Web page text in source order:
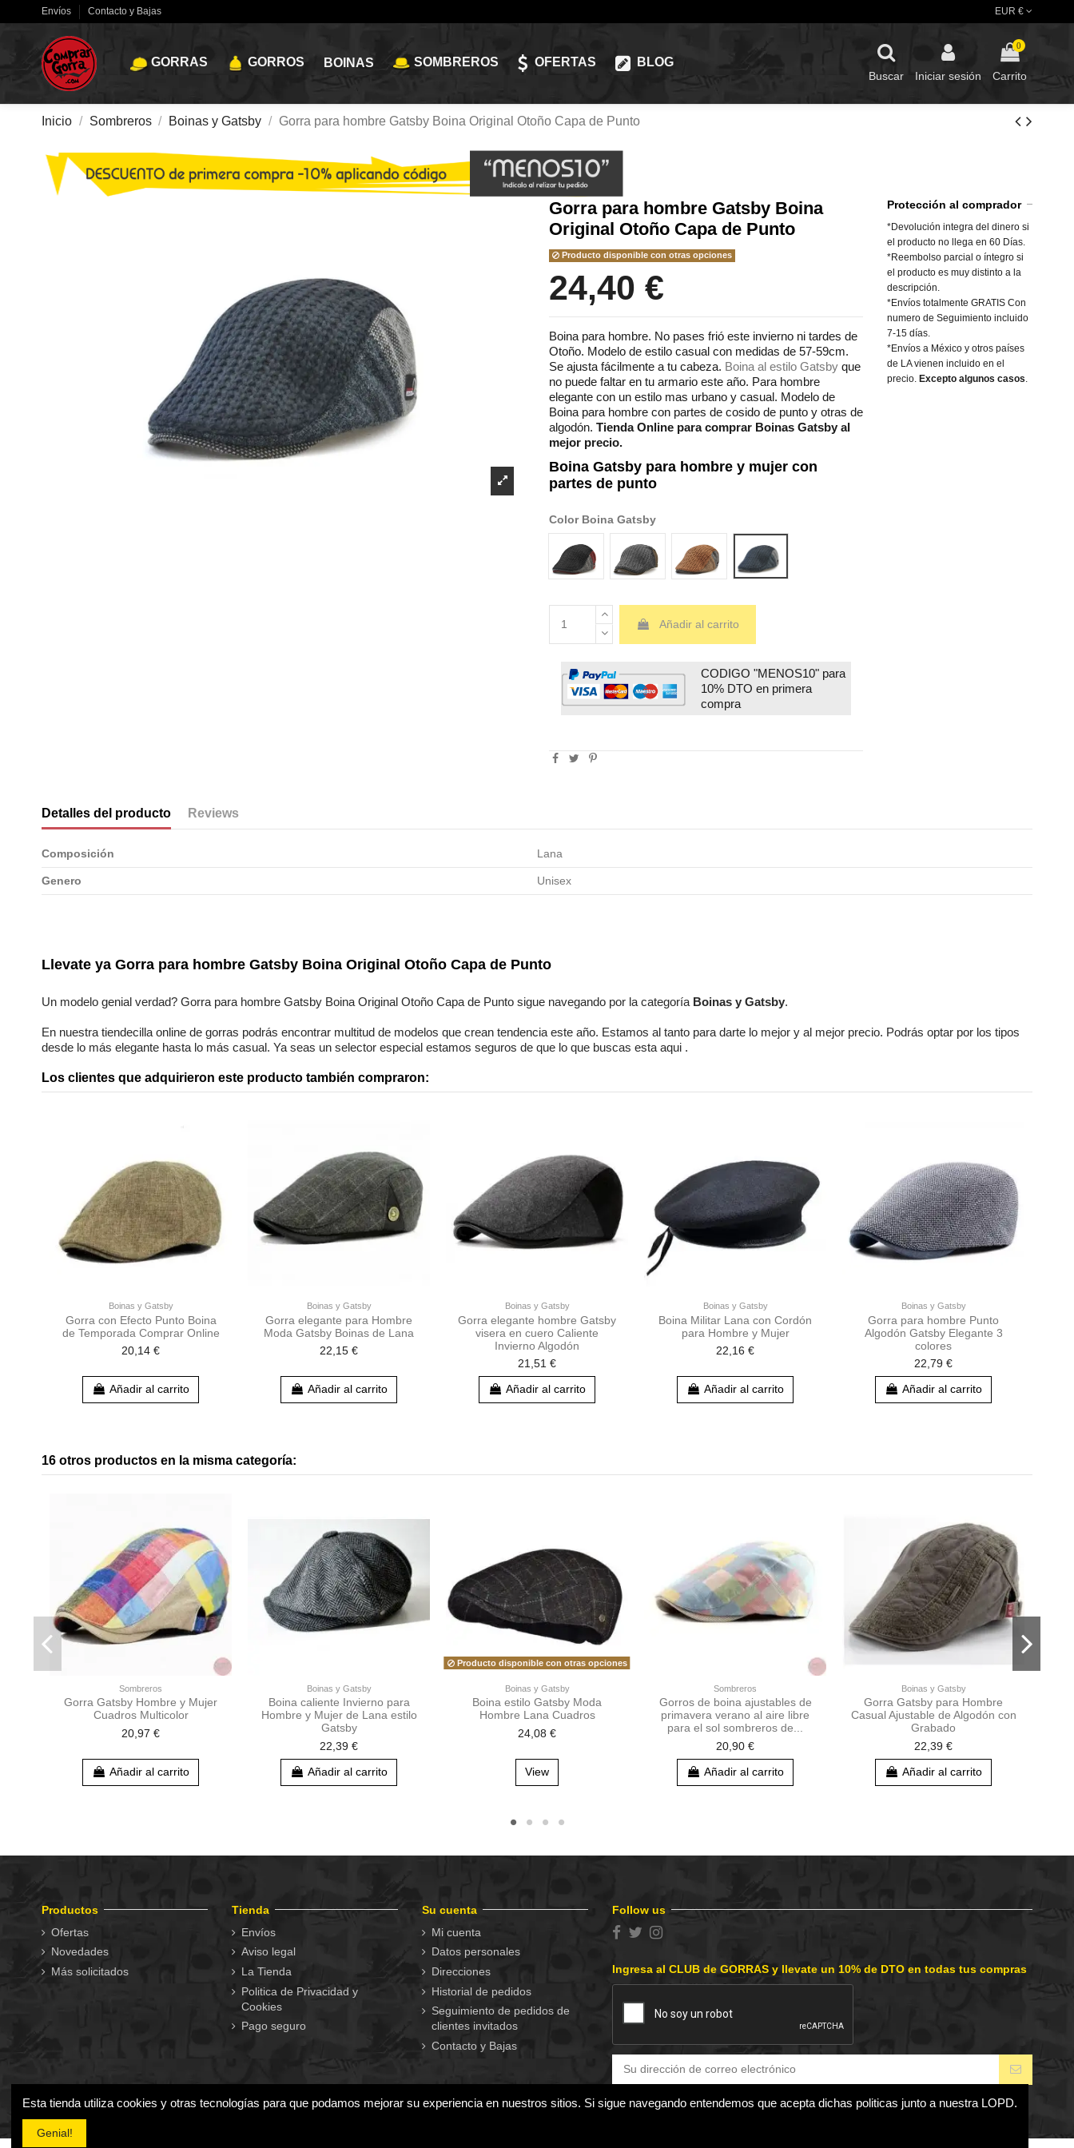
Envíos Contacto y Bajas EUR €
GORRAS GORROS BOINAS SOMBREROS OFERTAS BLOG
Buscar Iniciar sesión
0
Carrito
Inicio Sombreros Boinas y Gatsby Gorra para hombre Gatsby Boina Original Otoño Capa de Punto
Gorra para hombre Gatsby Boina
Original Otoño Capa de Punto
Producto disponible con otras opciones
24,40 €
Boina para hombre. No pases frió este invierno ni tardes de
Otoño. Modelo de estilo casual con medidas de 57-59cm.
Se ajusta fácilmente a tu cabeza. Boina al estilo Gatsby que
no puede faltar en tu armario este año. Para hombre
elegante con un estilo mas urbano y casual. Modelo de
Boina para hombre con partes de cosido de punto y otras de
algodón. Tienda Online para comprar Boinas Gatsby al
mejor precio.
Boina Gatsby para hombre y mujer con
partes de punto
Color Boina Gatsby
Negra 18
gris oscuro 18marron 18 azul 18
Añadir al carrito
CODIGO "MENOS10" para
10% DTO en primera
compra
Protección al comprador
*Devolución integra del dinero si
el producto no llega en 60 Días.
*Reembolso parcial o íntegro si
el producto es muy distinto a la
descripción.
*Envíos totalmente GRATIS Con
numero de Seguimiento incluido
7-15 días.
*Envíos a México y otros países
de LA vienen incluido en el
precio.Excepto algunos casos
Detalles del producto Reviews
Composición Lana
Genero Unisex
Llevate ya Gorra para hombre Gatsby Boina Original Otoño Capa de Punto
Un modelo genial verdad? Gorra para hombre Gatsby Boina Original Otoño Capa de Punto sigue navegando por la categoría Boinas y Gatsby.
En nuestra tiendecilla online de gorras podrás encontrar multitud de modelos que crean tendencia este año. Estamos al tanto para darte lo mejor y al mejor precio. Podrás optar por los tipos
desde lo más elegante hasta lo más casual. Ya seas un selector especial estamos seguros de que lo que buscas esta aqui .
Los clientes que adquirieron este producto también compraron:
Boinas y Gatsby
Gorra con Efecto Punto Boina
de Temporada Comprar Online
20,14 €
Añadir al carrito
Boinas y Gatsby
Gorra elegante para Hombre
Moda Gatsby Boinas de Lana
22,15 €
Añadir al carrito
Boinas y Gatsby
Gorra elegante hombre Gatsby
visera en cuero Caliente
Invierno Algodón
21,51 €
Añadir al carrito
Boinas y Gatsby
Boina Militar Lana con Cordón
para Hombre y Mujer
22,16 €
Añadir al carrito
Boinas y Gatsby
Gorra para hombre Punto
Algodón Gatsby Elegante 3
colores
22,79 €
Añadir al carrito
16 otros productos en la misma categoría:
Sombreros
Gorra Gatsby Hombre y Mujer
Cuadros Multicolor
20,97 €
Añadir al carrito
Boinas y Gatsby
Boina caliente Invierno para
Hombre y Mujer de Lana estilo
Gatsby
22,39 €
Añadir al carrito
Producto disponible con otras opciones
Boinas y Gatsby
Boina estilo Gatsby Moda
Hombre Lana Cuadros
24,08 €
View
Sombreros
Gorros de boina ajustables de
primavera verano al aire libre
para el sol sombreros de...
20,90 €
Añadir al carrito
Boinas y Gatsby
Gorra Gatsby para Hombre
Casual Ajustable de Algodón con
Grabado
22,39 €
Añadir al carrito
Productos
Ofertas
Novedades
Más solicitados
Tienda
Envíos
Aviso legal
La Tienda
Politica de Privacidad y
Cookies
Pago seguro
Su cuenta
Mi cuenta
Datos personales
Direcciones
Historial de pedidos
Seguimiento de pedidos de
clientes invitados
Contacto y Bajas
Follow us
Ingresa al CLUB de GORRAS y llevate un 10% de DTO en todas tus compras
No mostrar más.
Entrar al club
Esta tienda utiliza cookies y otras tecnologías para que podamos mejorar su experiencia en nuestros sitios. Si sigue navegando entendemos que acepta dichas politicas junto a nuestra LOPD.
Genial!